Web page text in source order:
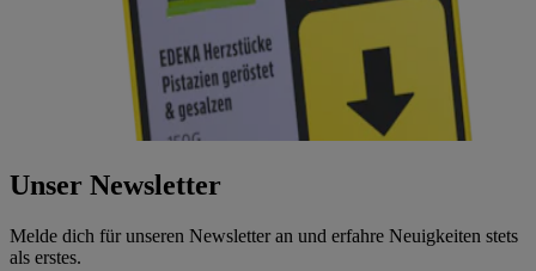
Unser Newsletter
Melde dich für unseren Newsletter an und erfahre Neuigkeiten stets
als erstes.